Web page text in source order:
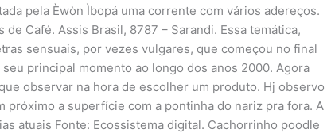
pela Èwòn Ìbopá uma corrente com vários adereços.
Café. Assis Brasil, 8787 – Sarandi. Essa temática,
sensuais, por vezes vulgares, que começou no final
principal momento ao longo dos anos 2000. Agora
observar na hora de escolher um produto. Hj observo
próximo a superfície com a pontinha do nariz pra fora. A
atuais Fonte: Ecossistema digital. Cachorrinho poodle